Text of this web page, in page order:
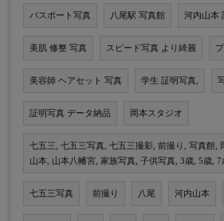
パスポート写真 八尾駅 写真館 河内山本
美肌 修整 写真 スピード写真 より綺麗
美容師 ヘアセット 写真 学生 証明写真,
証明写真 データ納品 岡本スタジオ
七五三, 七五三写真, 七五三撮影, 前撮り, 写真館,
山本, 山本八幡宮, 家族写真, 子供写真, 3歳, 5歳, 7
七五三写真 前撮り 八尾 河内山本